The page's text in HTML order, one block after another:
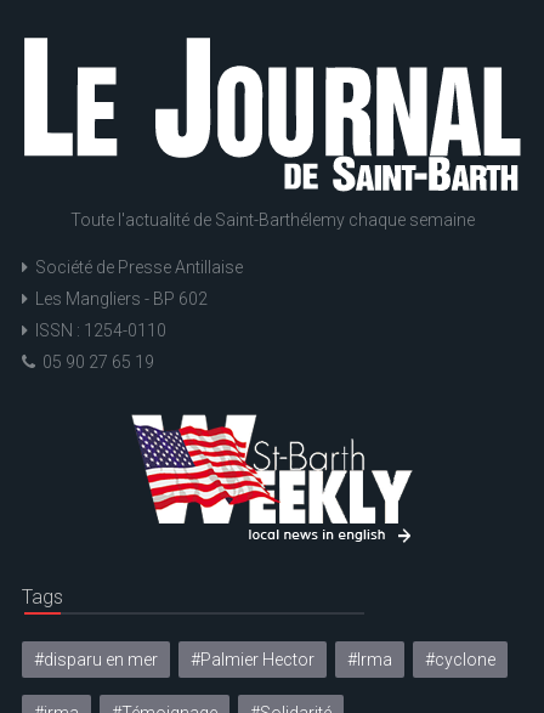
Toute l'actualité de Saint-Barthélemy chaque semaine
Société de Presse Antillaise
Les Mangliers - BP 602
ISSN : 1254-0110
05 90 27 65 19
Tags
#disparu en mer #Palmier Hector #Irma #cyclone